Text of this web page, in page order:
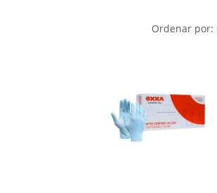
Ordenar por: